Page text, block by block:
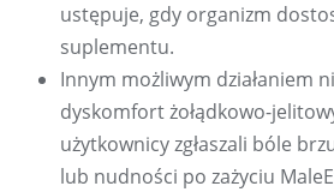
ustępuje, gdy organizm
suplementu.
Innym możliwym działaniem
dyskomfort żołądkowo-
użytkownicy zgłaszali bóle
lub nudności po zażyciu